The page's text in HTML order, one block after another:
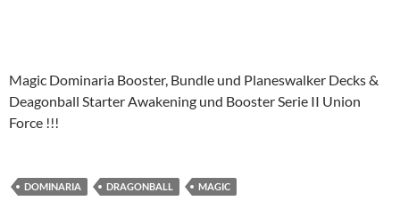
Magic Dominaria Booster, Bundle und Planeswalker Decks &
Deagonball Starter Awakening und Booster Serie II Union
Force !!!
DOMINARIA DRAGONBALL MAGIC